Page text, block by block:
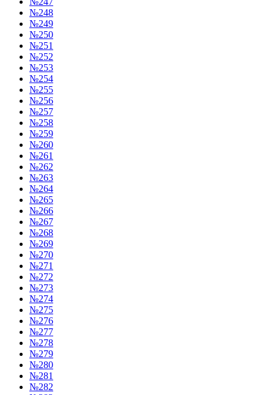
№248
№249
№250
№251
№252
№253
№254
№255
№256
№257
№258
№259
№260
№261
№262
№263
№264
№265
№266
№267
№268
№269
№270
№271
№272
№273
№274
№275
№276
№277
№278
№279
№280
№281
№282